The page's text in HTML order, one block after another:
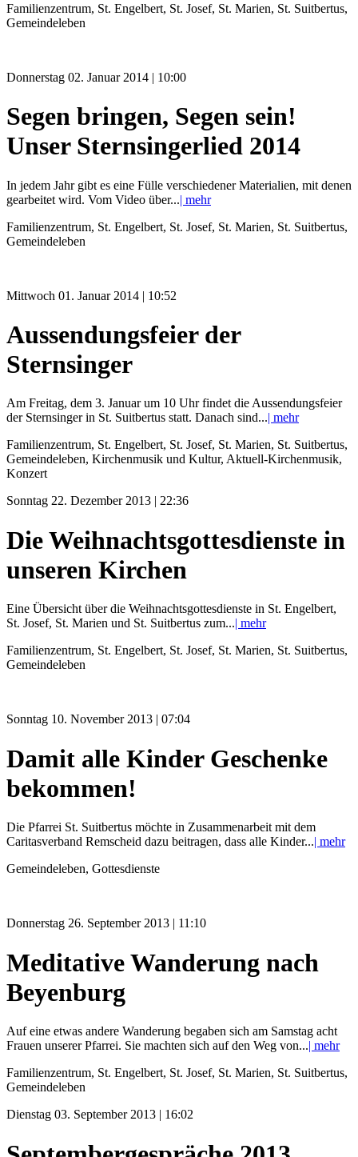
Familienzentrum, St. Engelbert, St. Josef, St. Marien, St. Suitbertus,
Gemeindeleben
Donnerstag 02. Januar 2014 | 10:00
Segen bringen, Segen sein!
Unser Sternsingerlied 2014
In jedem Jahr gibt es eine Fülle verschiedener Materialien, mit denen
gearbeitet wird. Vom Video über...| mehr
Familienzentrum, St. Engelbert, St. Josef, St. Marien, St. Suitbertus,
Gemeindeleben
Mittwoch 01. Januar 2014 | 10:52
Aussendungsfeier der
Sternsinger
Am Freitag, dem 3. Januar um 10 Uhr findet die Aussendungsfeier
der Sternsinger in St. Suitbertus statt. Danach sind...| mehr
Familienzentrum, St. Engelbert, St. Josef, St. Marien, St. Suitbertus,
Gemeindeleben, Kirchenmusik und Kultur, Aktuell-Kirchenmusik,
Konzert
Sonntag 22. Dezember 2013 | 22:36
Die Weihnachtsgottesdienste in
unseren Kirchen
Eine Übersicht über die Weihnachtsgottesdienste in St. Engelbert,
St. Josef, St. Marien und St. Suitbertus zum...| mehr
Familienzentrum, St. Engelbert, St. Josef, St. Marien, St. Suitbertus,
Gemeindeleben
Sonntag 10. November 2013 | 07:04
Damit alle Kinder Geschenke
bekommen!
Die Pfarrei St. Suitbertus möchte in Zusammenarbeit mit dem
Caritasverband Remscheid dazu beitragen, dass alle Kinder...| mehr
Gemeindeleben, Gottesdienste
Donnerstag 26. September 2013 | 11:10
Meditative Wanderung nach
Beyenburg
Auf eine etwas andere Wanderung begaben sich am Samstag acht
Frauen unserer Pfarrei. Sie machten sich auf den Weg von...| mehr
Familienzentrum, St. Engelbert, St. Josef, St. Marien, St. Suitbertus,
Gemeindeleben
Dienstag 03. September 2013 | 16:02